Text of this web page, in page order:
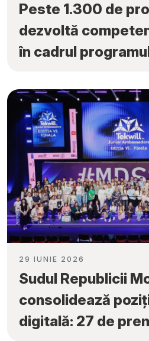
Peste 1.300 de
dezvoltă
în cadrul
29 IUNIE 2026
Sudul Republicii
consolidează
digitală: 27 de